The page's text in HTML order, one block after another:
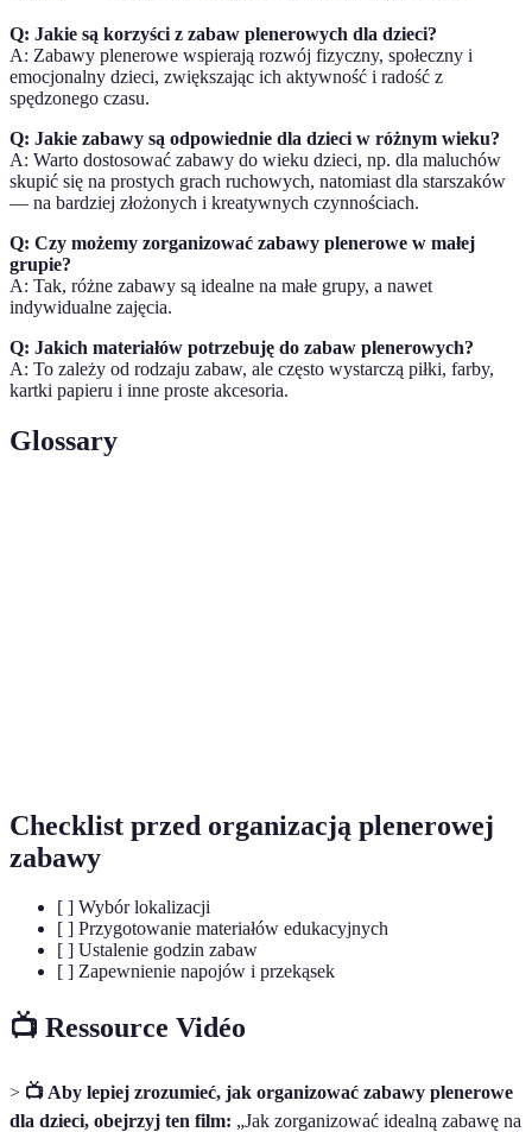
Q: Jakie są korzyści z zabaw plenerowych dla dzieci?
A: Zabawy plenerowe wspierają rozwój fizyczny, społeczny i
emocjonalny dzieci, zwiększając ich aktywność i radość z
spędzonego czasu.
Q: Jakie zabawy są odpowiednie dla dzieci w różnym wieku?
A: Warto dostosować zabawy do wieku dzieci, np. dla maluchów
skupić się na prostych grach ruchowych, natomiast dla starszaków
— na bardziej złożonych i kreatywnych czynnościach.
Q: Czy możemy zorganizować zabawy plenerowe w małej
grupie?
A: Tak, różne zabawy są idealne na małe grupy, a nawet
indywidualne zajęcia.
Q: Jakich materiałów potrzebuję do zabaw plenerowych?
A: To zależy od rodzaju zabaw, ale często wystarczą piłki, farby,
kartki papieru i inne proste akcesoria.
Glossary
Checklist przed organizacją plenerowej
zabawy
[ ] Wybór lokalizacji
[ ] Przygotowanie materiałów edukacyjnych
[ ] Ustalenie godzin zabaw
[ ] Zapewnienie napojów i przekąsek
📺 Ressource Vidéo
> 📺 Aby lepiej zrozumieć, jak organizować zabawy plenerowe
dla dzieci, obejrzyj ten film: „Jak zorganizować idealną zabawę na